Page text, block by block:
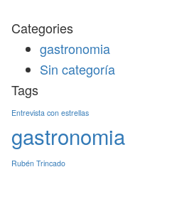
Categories
gastronomia
Sin categoría
Tags
Entrevista con estrellas
gastronomia
Rubén Trincado